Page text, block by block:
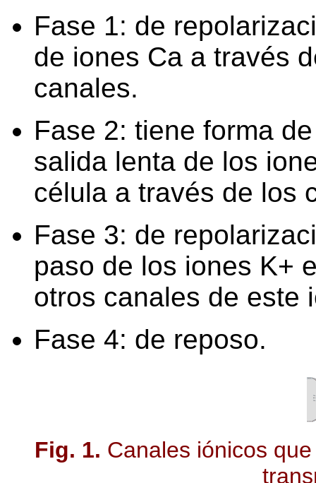
Fase 1: de
de iones Ca a través
canales.
Fase 2: tiene forma
salida lenta de los
célula a través de los
Fase 3: de
paso de los iones K+
otros canales de este
Fase 4: de reposo.
Fig. 1. Canales iónicos